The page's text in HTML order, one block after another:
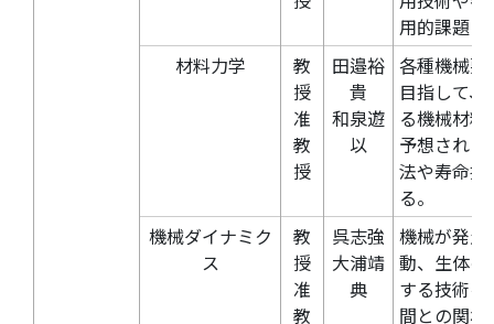
用的課題
材料力学
教
授
准
教
授
田邉裕
貴
和泉遊
以
各種機械要
目指して
る機械材
予想され
法や寿命推
る。
機械ダイナミク
ス
教
授
准
教
呉志強
大浦靖
典
機械が発生
動、生体の
する技術
間との関